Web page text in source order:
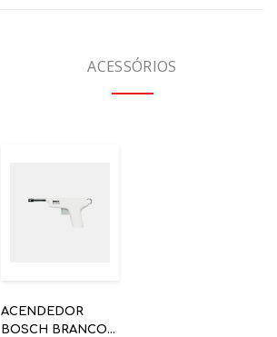
ACESSÓRIOS
ACENDEDOR
BOSCH BRANCO